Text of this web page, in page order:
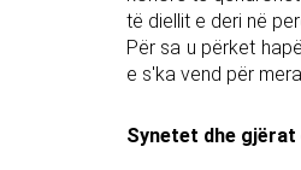
të diellit e deri në
Për sa u përket
e s'ka vend për
Synetet dhe